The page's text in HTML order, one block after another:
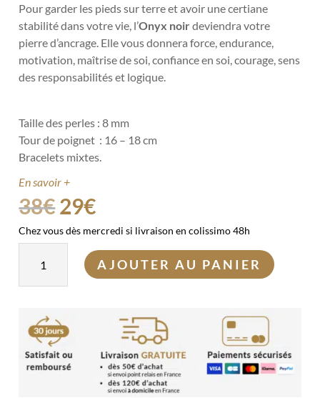
Pour garder les pieds sur terre et avoir une certiane
stabilité dans votre vie, l’Onyx noirdeviendra votre
pierre d’ancrage. Elle vous donnera force, endurance,
motivation, maîtrise de soi, confiance en soi, courage, sens
des responsabilités et logique.
Taille des perles : 8 mm
Tour de poignet : 16 – 18 cm
Bracelets mixtes.
En savoir +
38€Le
prix
initial
était :
38€.
29€Le
prix
actuel
est :
29€.
Chez vous dès mercredi si livraison en colissimo 48h
Duo
AJOUTER AU PANIER